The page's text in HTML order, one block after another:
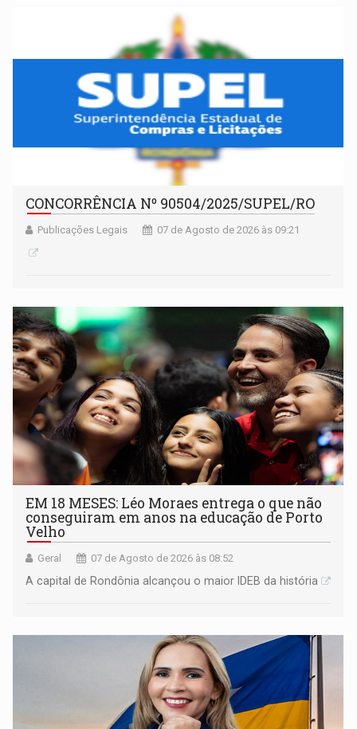
CONCORRÊNCIA Nº 90504/2025/SUPEL/RO
Publicações Legais 07 de Agosto de 2026 às 09:21
EM 18 MESES: Léo Moraes entrega o que não
conseguiram em anos na educação de Porto
Velho
Geral 07 de Agosto de 2026 às 08:52
A capital de Rondônia alcançou o maior IDEB da história